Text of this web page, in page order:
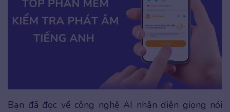
Bạn đã đọc về công nghệ AI nhận diện giọng nói